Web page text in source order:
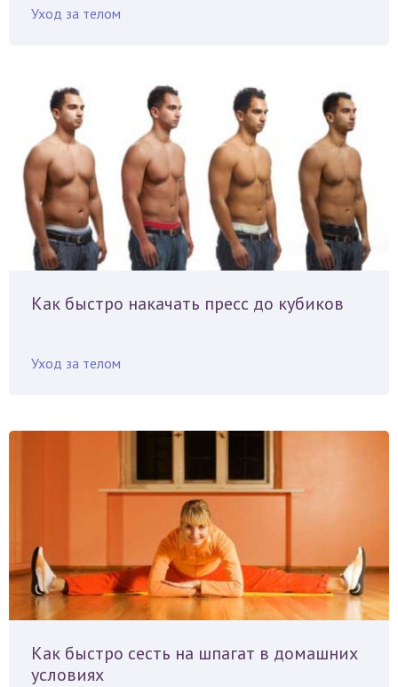
Уход за телом
Как быстро накачать пресс до кубиков
Уход за телом
Как быстро сесть на шпагат в домашних
условиях